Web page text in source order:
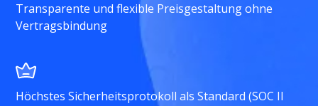
Transparente und flexible Preisgestaltung ohne
Vertragsbindung
Höchstes Sicherheitsprotokoll als Standard (SOC II